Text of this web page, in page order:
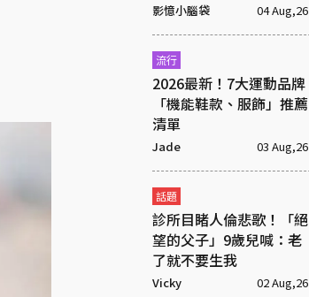
影憶小腦袋 04 Aug,26
流行
2026最新！7大運動品牌
「機能鞋款、服飾」推薦
清單
Jade 03 Aug,26
話題
診所目睹人倫悲歌！「絕
望的父子」9歲兒喊：老
了就不要生我
Vicky 02 Aug,26